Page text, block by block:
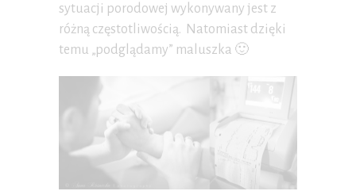
sytuacji porodowej wykonywany jest z
różną częstotliwością. Natomiast dzięki
temu „podglądamy” maluszka 🙂